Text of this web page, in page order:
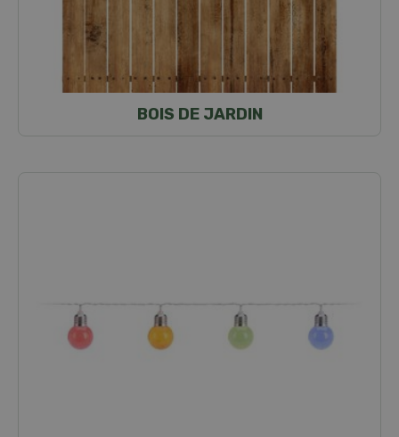
BOIS DE JARDIN